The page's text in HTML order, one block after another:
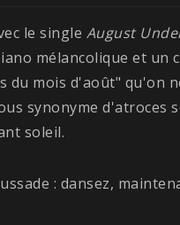
le single August
mélancolique et un
du mois d'août" qu'on
synonyme d'atroces
soleil.
: dansez,